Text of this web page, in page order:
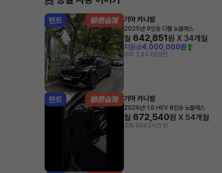
렌트 기아 카니발
2025년·9인승 디젤 노블레스
월 642,851원 X 34개월
지원금4,000,000원
조회 3,843방금전
렌트 기아 카니발
2026년·1.6 HEV 9인승 노블레스
월 672,540원 X 54개월
조회 9883시간 전